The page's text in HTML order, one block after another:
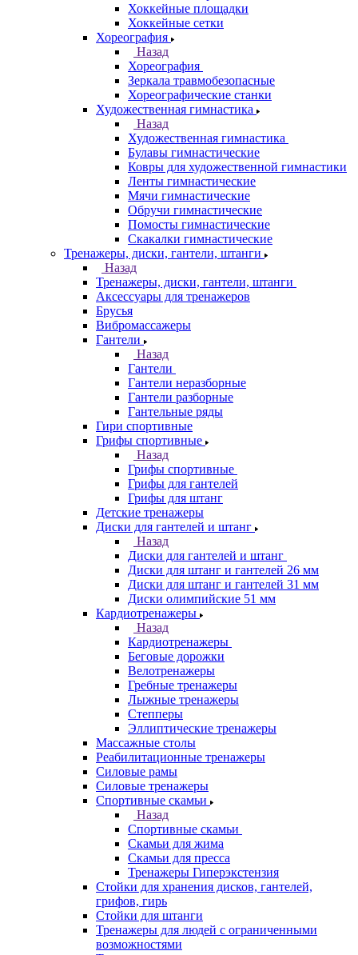
Хоккейные площадки
Хоккейные сетки
Хореография
Назад
Хореография
Зеркала травмобезопасные
Хореографические станки
Художественная гимнастика
Назад
Художественная гимнастика
Булавы гимнастические
Ковры для художественной гимнастики
Ленты гимнастические
Мячи гимнастические
Обручи гимнастические
Помосты гимнастические
Скакалки гимнастические
Тренажеры, диски, гантели, штанги
Назад
Тренажеры, диски, гантели, штанги
Аксессуары для тренажеров
Брусья
Вибромассажеры
Гантели
Назад
Гантели
Гантели неразборные
Гантели разборные
Гантельные ряды
Гири спортивные
Грифы спортивные
Назад
Грифы спортивные
Грифы для гантелей
Грифы для штанг
Детские тренажеры
Диски для гантелей и штанг
Назад
Диски для гантелей и штанг
Диски для штанг и гантелей 26 мм
Диски для штанг и гантелей 31 мм
Диски олимпийские 51 мм
Кардиотренажеры
Назад
Кардиотренажеры
Беговые дорожки
Велотренажеры
Гребные тренажеры
Лыжные тренажеры
Степперы
Эллиптические тренажеры
Массажные столы
Реабилитационные тренажеры
Силовые рамы
Силовые тренажеры
Спортивные скамьи
Назад
Спортивные скамьи
Скамьи для жима
Скамьи для пресса
Тренажеры Гиперэкстензия
Стойки для хранения дисков, гантелей,
грифов, гирь
Стойки для штанги
Тренажеры для людей с ограниченными
возможностями